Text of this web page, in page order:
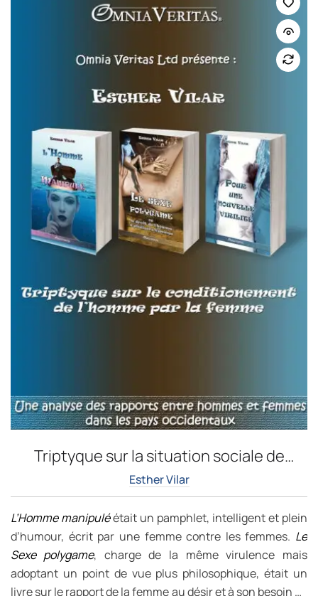
Triptyque sur la situation sociale de
l’homme
Esther Vilar
L’Homme manipuléétait un pamphlet, intelligent et plein
d’humour, écrit par une femme contre les femmes. Le
Sexe polygame, charge de la même virulence mais
adoptant un point de vue plus philosophique, était un
livre sur le rapport de la femme au désir et à son besoin de